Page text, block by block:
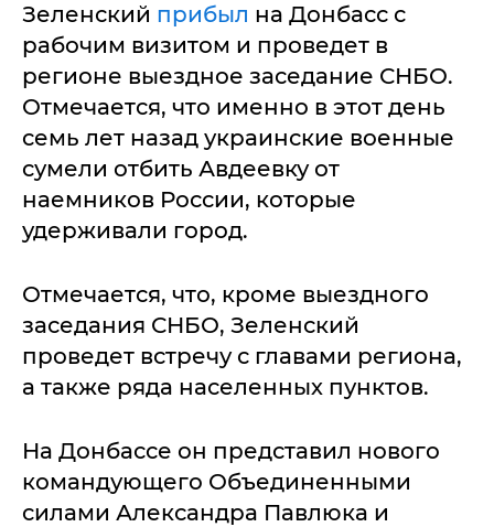
Зеленский прибыл на Донбасс с
рабочим визитом и проведет в
регионе выездное заседание СНБО.
Отмечается, что именно в этот день
семь лет назад украинские военные
сумели отбить Авдеевку от
наемников России, которые
удерживали город.
Отмечается, что, кроме выездного
заседания СНБО, Зеленский
проведет встречу с главами региона,
а также ряда населенных пунктов.
На Донбассе он представил нового
командующего Объединенными
силами Александра Павлюка и